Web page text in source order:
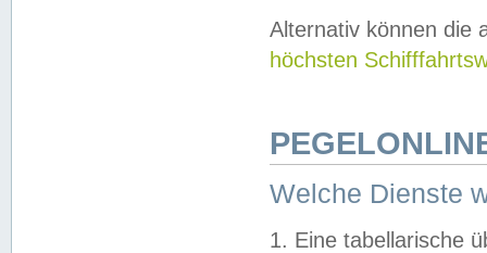
Alternativ können die
höchsten
Welche Dienste
1. Eine tabellarische